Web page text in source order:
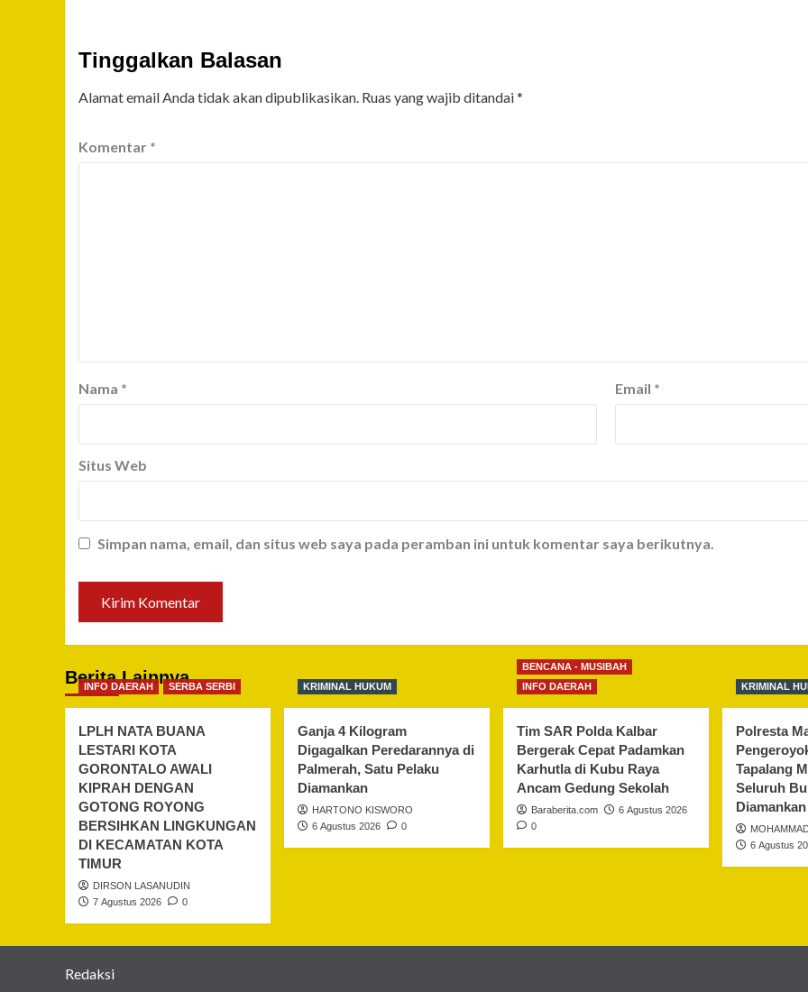
Tinggalkan Balasan
Alamat email Anda tidak akan dipublikasikan. Ruas yang wajib ditandai*
Komentar *
Nama * Email *
Situs Web
Simpan nama, email, dan situs web saya pada peramban ini untuk komentar saya berikutnya.
Berita Lainnya
INFO DAERAH SERBA SERBI
LPLH NATA BUANA
LESTARI KOTA
GORONTALO AWALI
KIPRAH DENGAN
GOTONG ROYONG
BERSIHKAN LINGKUNGAN
DI KECAMATAN KOTA
TIMUR
DIRSON LASANUDIN
7 Agustus 2026
0
KRIMINAL HUKUM
Ganja 4 Kilogram
Digagalkan Peredarannya di
Palmerah, Satu Pelaku
Diamankan
HARTONO KISWORO
6 Agustus 2026
0
BENCANA - MUSIBAH
INFO DAERAH
Tim SAR Polda Kalbar
Bergerak Cepat Padamkan
Karhutla di Kubu Raya
Ancam Gedung Sekolah
Baraberita.com
6 Agustus 2026
0
KRIMINAL
Polresta
Tapalang
Seluruh
Diamankan
6 Agustus
Redaksi